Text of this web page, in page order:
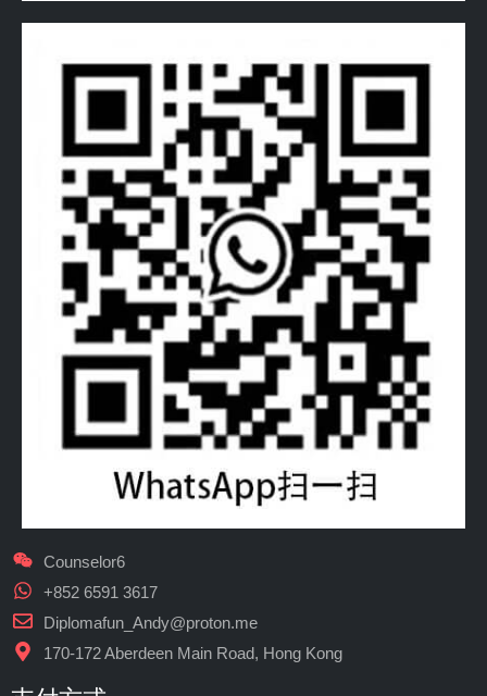
Counselor6
+852 6591 3617
Diplomafun_Andy@proton.me
170-172 Aberdeen Main Road, Hong Kong